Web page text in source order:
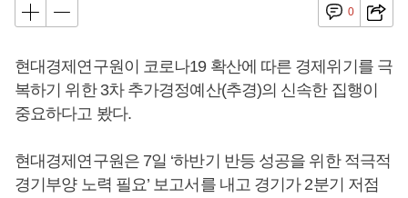
0
현대경제연구원이 코로나19 확산에 따른 경제위기를 극
복하기 위한 3차 추가경정예산(추경)의 신속한 집행이
중요하다고 봤다.
현대경제연구원은 7일 ‘하반기 반등 성공을 위한 적극적
경기부양 노력 필요’ 보고서를 내고 경기가 2분기 저점